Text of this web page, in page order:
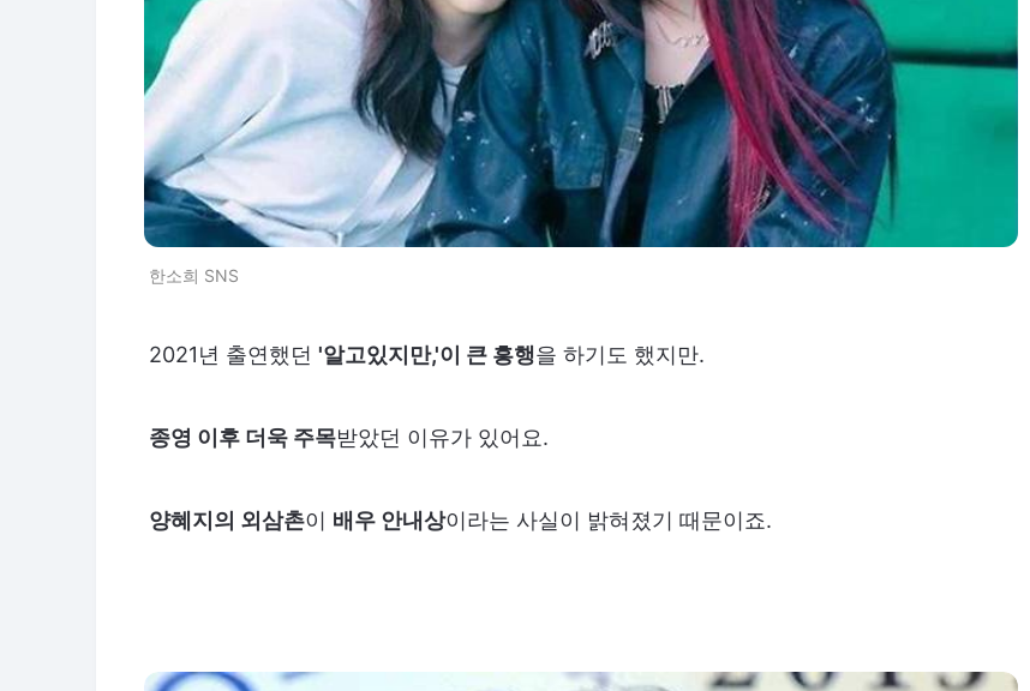
한소희 SNS
2021년 출연했던 '알고있지만,'이 큰 흥행을 하기도 했지만.
종영 이후 더욱 주목받았던 이유가 있어요.
양혜지의 외삼촌이 배우 안내상이라는 사실이 밝혀졌기 때문이죠.